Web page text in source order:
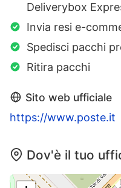
Deliverybox
Invia resi e-
Spedisci pacchi
Ritira pacchi
Sito web ufficiale
https://www.poste.it
Dov'è il tuo